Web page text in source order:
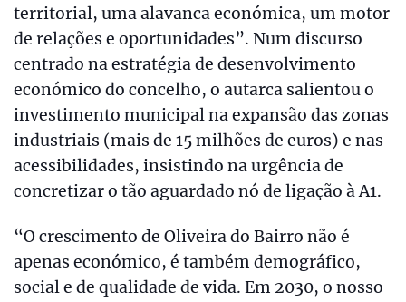
territorial, uma alavanca económica, um motor
de relações e oportunidades”. Num discurso
centrado na estratégia de desenvolvimento
económico do concelho, o autarca salientou o
investimento municipal na expansão das zonas
industriais (mais de 15 milhões de euros) e nas
acessibilidades, insistindo na urgência de
concretizar o tão aguardado nó de ligação à A1.
“O crescimento de Oliveira do Bairro não é
apenas económico, é também demográfico,
social e de qualidade de vida. Em 2030, o nosso